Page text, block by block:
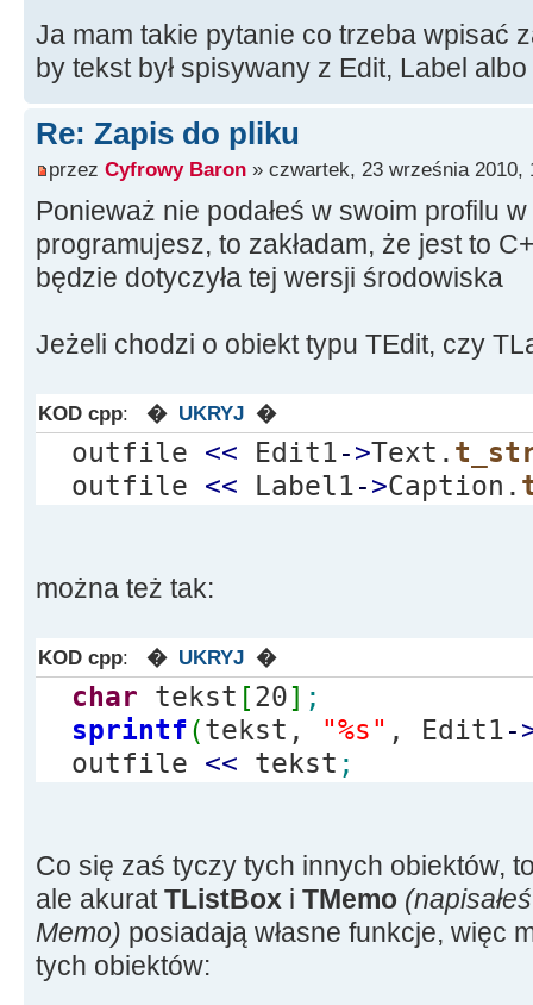
Ja mam takie pytanie co trzeba wpisać
by tekst był spisywany z Edit, Label
Re: Zapis do pliku
przez Cyfrowy Baron » czwartek, 23 września 2010,
Ponieważ nie podałeś w swoim profilu
programujesz, to zakładam, że jest to
będzie dotyczyła tej wersji środowiska
Jeżeli chodzi o obiekt typu TEdit, czy
KOD cpp: � UKRYJ �
outfile << Edit1->Text.
outfile << Label1->Caption.
można też tak:
KOD cpp: � UKRYJ �
char tekst [20] ;
sprintf(tekst, "%s" , Edit1-
outfile << tekst ;
Co się zaś tyczy tych innych obiektów,
ale akuratTListBox i TMemo
Memo) posiadają własne funkcje, więc
tych obiektów: